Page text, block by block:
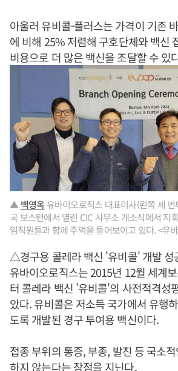
아울러 유비콜-플러스는 가격이 기존
에 비해 25% 저렴해 구호단체와 백신
비용으로 더 많은 백신을 조달할 수 있
▲백영옥 유바이오로직스 대표이사(왼쪽 세
국 보스턴에서 열린 CIC 사무소 개소식에서 자
임직원들과 함께 주먹을 들어보이고 있다. <유
△경구용 콜레라 백신 '유비콜' 개발 성
유바이오로직스는 2015년 12월 세계
터 콜레라 백신 '유비콜'의 사전적격성
았다. 유비콜은 저소득 국가에서 유행
도록 개발된 경구 투여용 백신이다.
접종 부위의 통증, 부종, 발진 등 국소
하지 않는다는 장점을 지닌다.